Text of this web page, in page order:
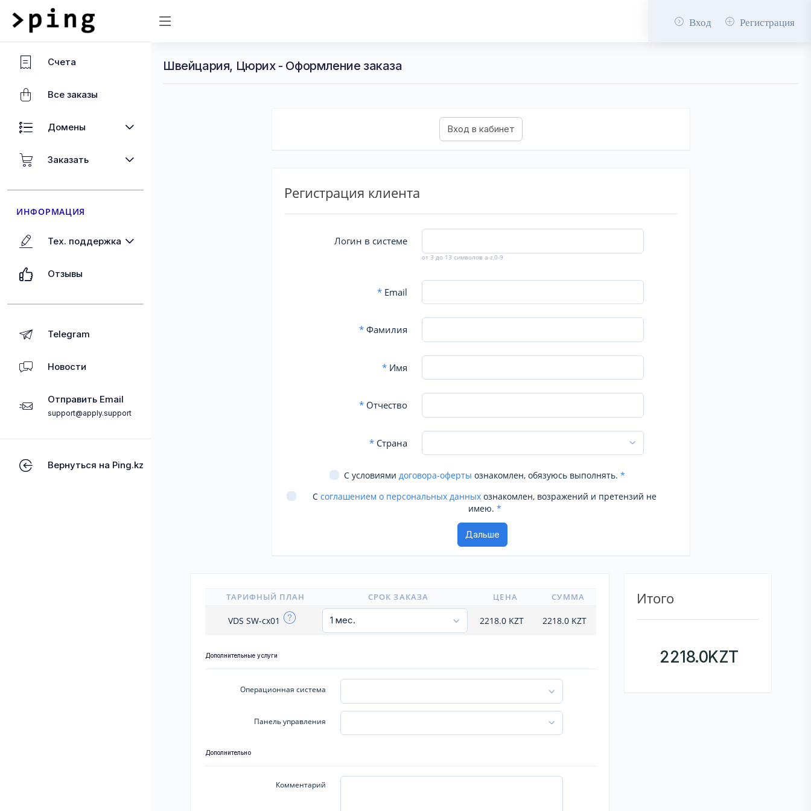
Вход Регистрация
Счета
Все заказы
Домены
Заказать
ИНФОРМАЦИЯ
Тех. поддержка
Отзывы
Telegram
Новости
Отправить Email
support@apply.support
Вернуться на Ping.kz
Швейцария, Цюрих - Оформление заказа
Регистрация клиента
Логин в системе
от 3 до 13 символов a-z,0-9
*Email
*Фамилия
*Имя
*Отчество
*Страна
С условиями договора-оферты ознакомлен, обязуюсь выполнять. *
С соглашением о персональных данных ознакомлен, возражений и претензий не
имею. *
ТАРИФНЫЙ ПЛАН СРОК ЗАКАЗА ЦЕНА СУММА
VDS SW-cx01 2218.0 KZT 2218.0 KZT
Дополнительные услуги
Операционная система
Панель управления
Дополнительно
Комментарий
Итого
2218.0KZT